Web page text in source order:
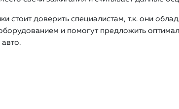
стоит доверить специалистам, т.к. они
и помогут предложить